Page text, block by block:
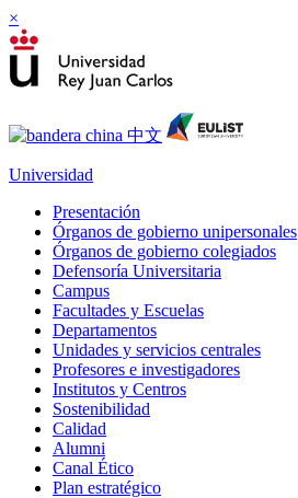
×
Universidad
Presentación
Órganos de gobierno unipersonales
Órganos de gobierno colegiados
Defensoría Universitaria
Campus
Facultades y Escuelas
Departamentos
Unidades y servicios centrales
Profesores e investigadores
Institutos y Centros
Sostenibilidad
Calidad
Alumni
Canal Ético
Plan estratégico